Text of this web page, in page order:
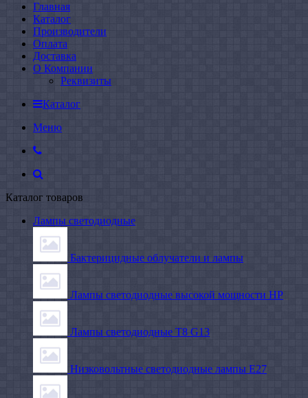
Главная
Каталог
Производители
Оплата
Доставка
О Компании
Реквизиты
Каталог
Меню
Каталог товаров
Лампы светодиодные
Бактерицидные облучатели и лампы
Лампы светодиодные высокой мощности HP
Лампы светодиодные Т8 G13
Низковольтные светодиодные лампы E27